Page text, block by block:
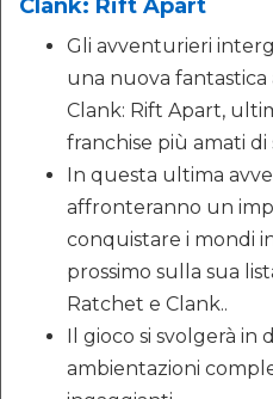
Clank: Rift Apart
Gli avventurieri
una nuova
Clank: Rift Apart,
franchise più amati
In questa ultima
affronteranno un
conquistare i mondi
prossimo sulla sua
Ratchet e Clank..
Il gioco si svolgerà in
ambientazioni